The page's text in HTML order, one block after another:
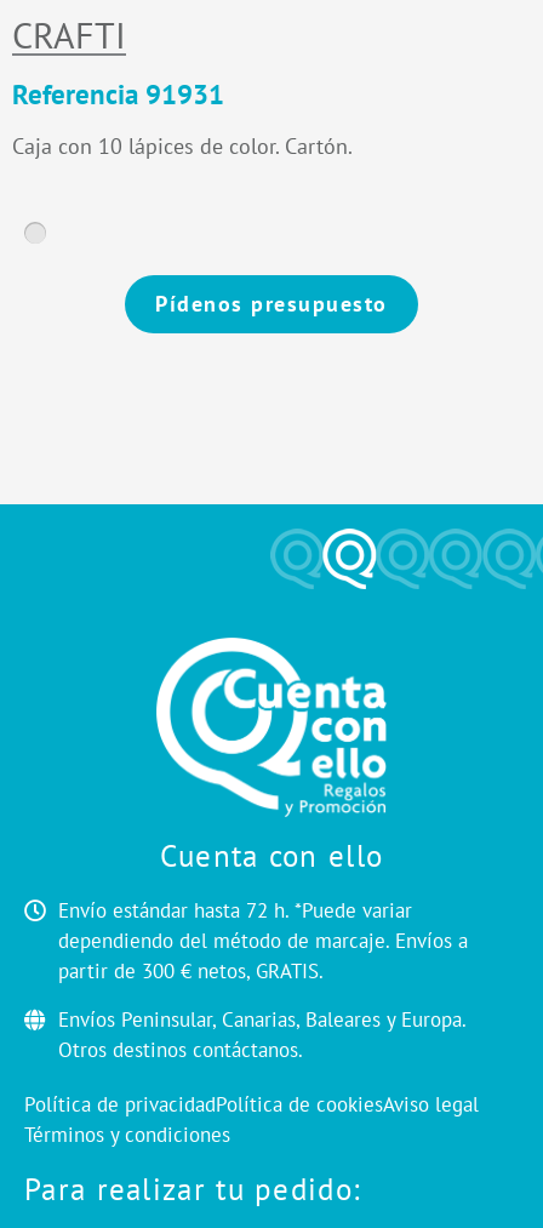
CRAFTI
Referencia 91931
Caja con 10 lápices de color. Cartón.
Pídenos presupuesto
Cuenta con ello
Envío estándar hasta 72 h. *Puede variar
dependiendo del método de marcaje. Envíos a
partir de 300 € netos, GRATIS.
Envíos Peninsular, Canarias, Baleares y Europa.
Otros destinos contáctanos.
Política de privacidadPolítica de cookiesAviso legal
Términos y condiciones
Para realizar tu pedido: